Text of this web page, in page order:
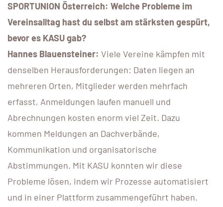
SPORTUNION Österreich: Welche Probleme im
Vereinsalltag hast du selbst am stärksten gespürt,
bevor es KASU gab?
Hannes Blauensteiner: Viele Vereine kämpfen mit
denselben Herausforderungen: Daten liegen an
mehreren Orten, Mitglieder werden mehrfach
erfasst, Anmeldungen laufen manuell und
Abrechnungen kosten enorm viel Zeit. Dazu
kommen Meldungen an Dachverbände,
Kommunikation und organisatorische
Abstimmungen. Mit KASU konnten wir diese
Probleme lösen, indem wir Prozesse automatisiert
und in einer Plattform zusammengeführt haben.